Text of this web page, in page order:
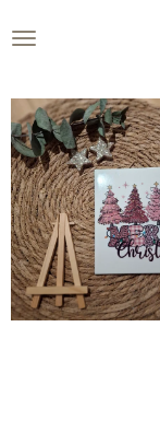
direct
de
hoofdinhoud